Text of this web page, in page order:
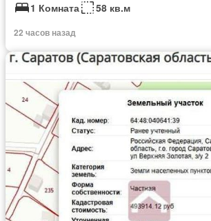
1 Комната
58 кв.м
22 часов назад